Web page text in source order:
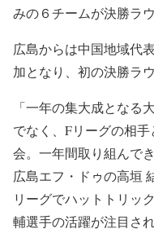
みの６チームが決勝ラ
広島からは中国地域代
加となり、初の決勝ラ
「一年の集大成となる
でなく、Fリーグの相
会。一年間取り組んで
広島エフ・ドゥの高垣
リーグでハットトリッ
輔選手の活躍が注目され